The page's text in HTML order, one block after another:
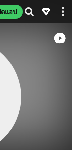
ดแอป